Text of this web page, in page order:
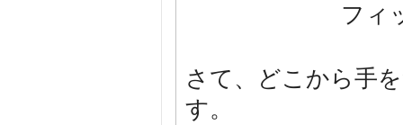
フィ
さて、どこから手
す。